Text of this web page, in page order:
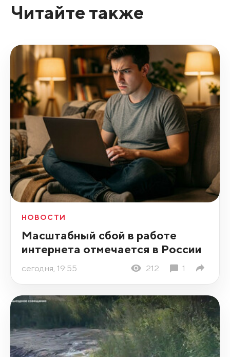
Читайте также
НОВОСТИ
Масштабный сбой в работе
интернета отмечается в России
сегодня, 19:55 212 1